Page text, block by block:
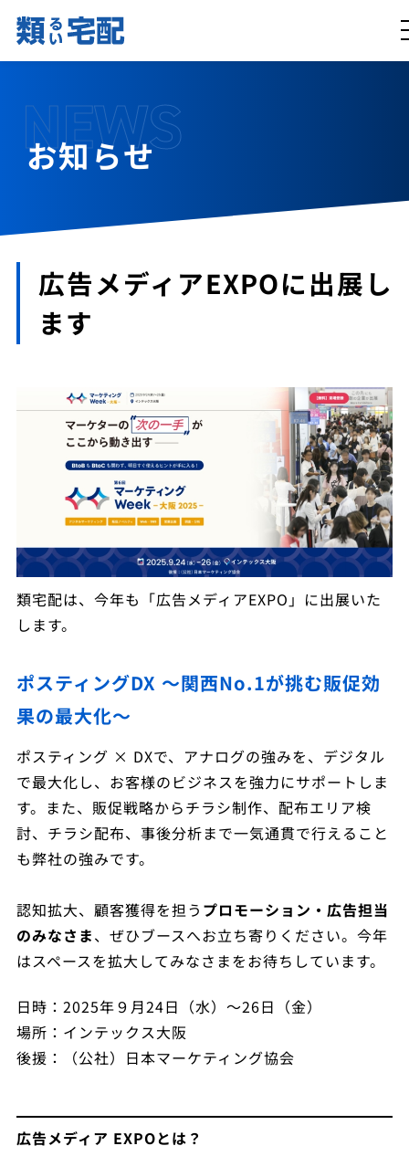
NEWS
お知らせ
広告メディアEXPOに出展し
ます
類宅配は、今年も「広告メディアEXPO」に出展いた
します。
ポスティングDX ～関西No.1が挑む販促効
果の最大化～
ポスティング × DXで、アナログの強みを、デジタル
で最大化し、お客様のビジネスを強力にサポートしま
す。また、販促戦略からチラシ制作、配布エリア検
討、チラシ配布、事後分析まで一気通貫で行えること
も弊社の強みです。
認知拡大、顧客獲得を担う プロモーション・広告担当
のみなさま、ぜひブースへお立ち寄りください。今年
はスペースを拡大してみなさまをお待ちしています。
日時：2025年９月24日（水）～26日（金）
場所：インテックス大阪
後援：（公社）日本マーケティング協会
広告メディア EXPOとは？